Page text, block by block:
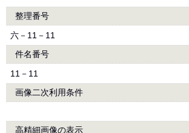
整理番号
六－11－11
件名番号
11－11
画像二次利用条件
高精細画像の表示